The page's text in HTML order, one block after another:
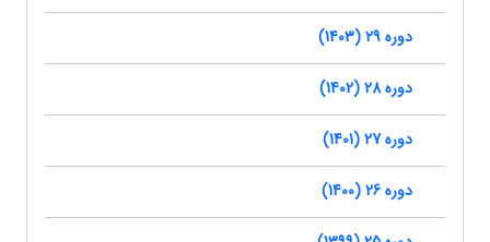
دوره 29 (1403)
دوره 28 (1402)
دوره 27 (1401)
دوره 26 (1400)